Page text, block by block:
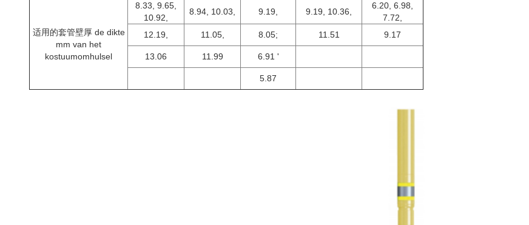
适用的套管壁厚 de dikte
mm van het
kostuumomhulsel
8.33, 9.65,
10.92,
8.94, 10.03, 9.19, 9.19, 10.36,
6.20, 6.98,
7.72,
12.19,
11.05, 8.05; 11.51 9.17
13.06 11.99 6.91 '
5.87